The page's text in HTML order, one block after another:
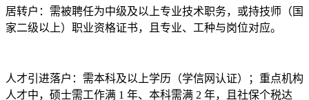
居转户：需被聘任为中级及以上专业技术职务，或持技师（国
家二级以上）职业资格证书，且专业、工种与岗位对应。​
人才引进落户：需本科及以上学历（学信网认证）；重点机构
人才中，硕士需工作满 1 年、本科需满 2 年，且社保个税达